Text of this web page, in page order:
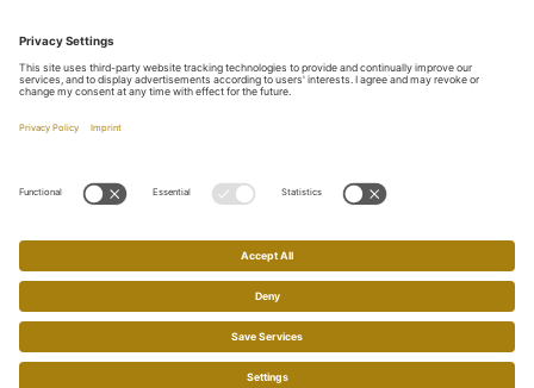
Teléfono
+34 971 589 159
Móvil
+34 699 200 129
E-mail
LOCALIZACIÓN Y MAPA
© 2026 NOFRE PLOMER PREMIUM REAL ESTATE - Todos los